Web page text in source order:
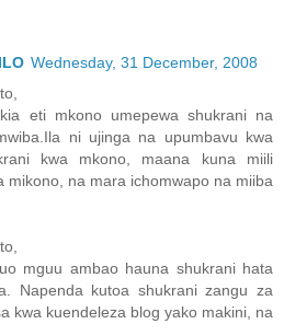
Wednesday, 31 December, 2008
eti mkono umepewa shukrani na
ni ujinga na upumbavu kwa
kwa mkono, maana kuna miili
mikono, na mara ichomwapo na miiba
mguu ambao hauna shukrani hata
Napenda kutoa shukrani zangu za
kwa kuendeleza blog yako makini, na